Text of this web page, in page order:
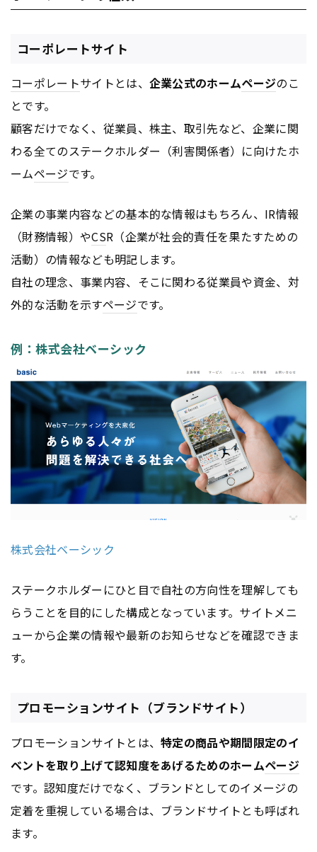
コーポレートサイト
コーポレートサイトとは、 企業公式のホームページのこ
とです。
顧客だけでなく、従業員、株主、取引先など、企業に関
わる全てのステークホルダー（利害関係者）に向けたホ
ームページです。
企業の事業内容などの基本的な情報はもちろん、IR情報
（財務情報）やCSR（企業が社会的責任を果たすための
活動）の情報なども明記します。
自社の理念、事業内容、そこに関わる従業員や資金、対
外的な活動を示すページです。
例：株式会社ベーシック
株式会社ベーシック
ステークホルダーにひと目で自社の方向性を理解しても
らうことを目的にした構成となっています。サイトメニ
ューから企業の情報や最新のお知らせなどを確認できま
す。
プロモーションサイト（ブランドサイト）
プロモーションサイトとは、特定の商品や期間限定のイ
ベントを取り上げて認知度をあげるためのホームページ
です。認知度だけでなく、ブランドとしてのイメージの
定着を重視している場合は、ブランドサイトとも呼ばれ
ます。